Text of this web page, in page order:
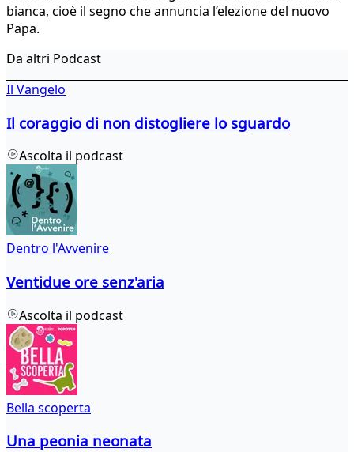
bianca, cioè il segno che annuncia l’elezione del nuovo
Papa.
Da altri Podcast
Il Vangelo
Il coraggio di non distogliere lo sguardo
Ascolta il podcast
Dentro l'Avvenire
Ventidue ore senz'aria
Ascolta il podcast
Bella scoperta
Una peonia neonata